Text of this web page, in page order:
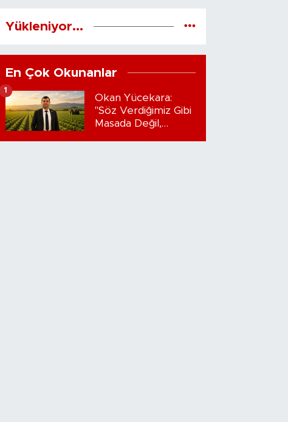
Yükleniyor...
En Çok Okunanlar
Okan Yücekara:
"Söz Verdiğimiz Gibi
Masada Değil,
1